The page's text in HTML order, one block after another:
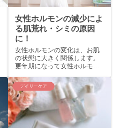
女性ホルモンの減少によ
る肌荒れ・シミの原因
に！
女性ホルモンの変化は、お肌
の状態に大きく関係します。
更年期になって女性ホルモン
まざまな症状が出ることが知
られています。冷えや、顔の
ほてりやのぼせなどのホ...
デイリーケア